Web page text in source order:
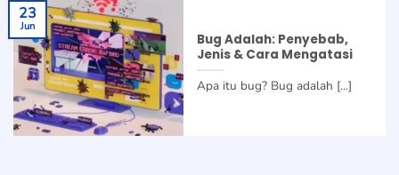
Bug Adalah: Penyebab,
Jenis & Cara Mengatasi
Apa itu bug? Bug adalah [...]
23
Jun